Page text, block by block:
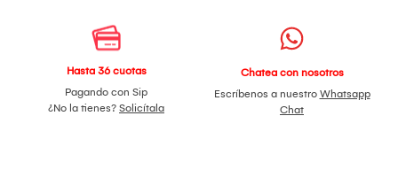
Hasta 36 cuotas
Pagando con Sip
¿No la tienes? Solicítala
Chatea con nosotros
Escríbenos a nuestro Whatsapp
Chat